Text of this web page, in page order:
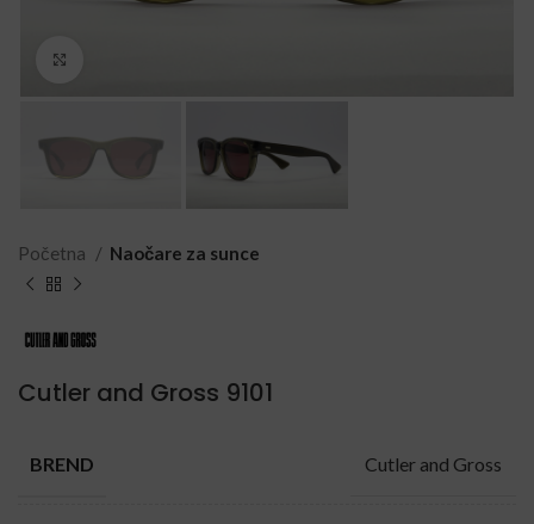
Početna Naočare za sunce
Cutler and Gross 9101
BREND Cutler and Gross